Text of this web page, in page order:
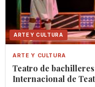
ARTE Y CULTURA
ARTE Y CULTURA
Teatro de
Internacional de